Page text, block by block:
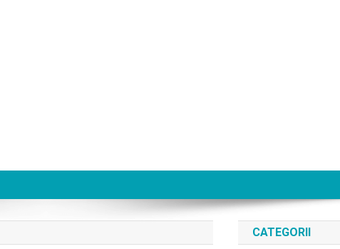
CATEGORII